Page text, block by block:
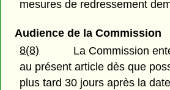
mesures de redressement
Audience de la Commission
8(8)
La Commission
au présent article dès que
plus tard 30 jours après la